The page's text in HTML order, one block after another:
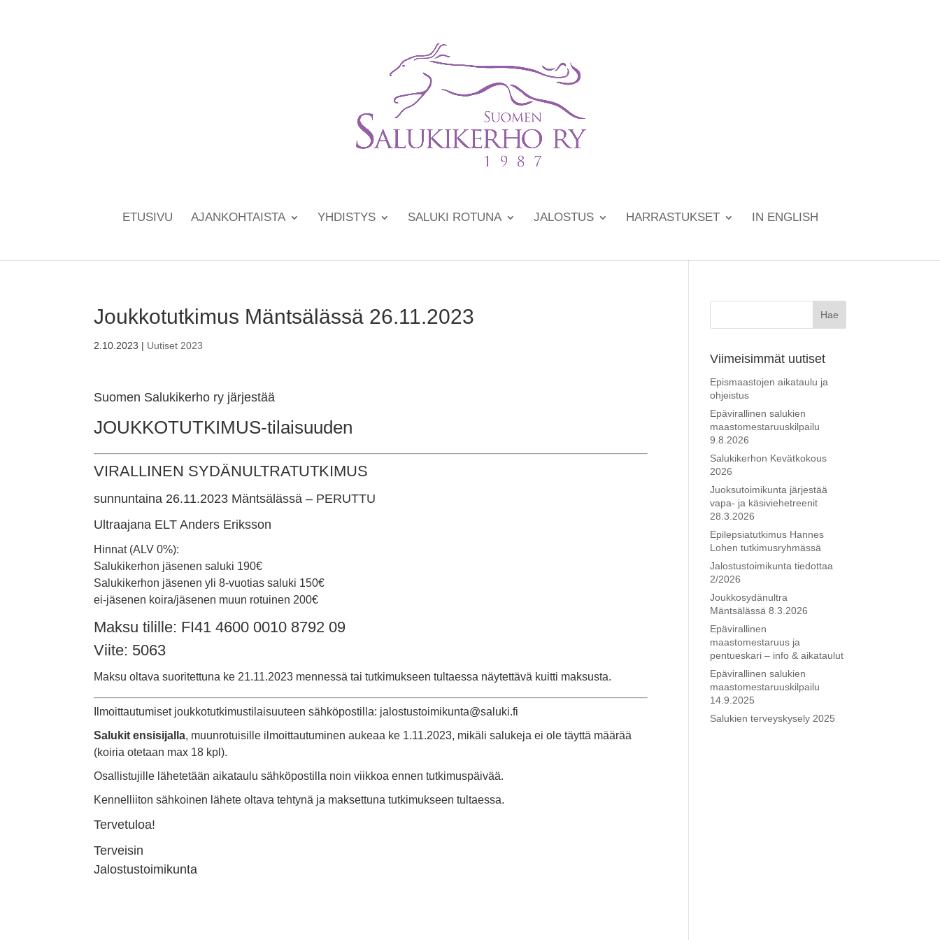
ETUSIVU AJANKOHTAISTA YHDISTYS SALUKI ROTUNA JALOSTUS HARRASTUKSET IN ENGLISH
Joukkotutkimus Mäntsälässä 26.11.2023
2.10.2023 | Uutiset 2023
Suomen Salukikerho ry järjestää
JOUKKOTUTKIMUS-tilaisuuden
VIRALLINEN SYDÄNULTRATUTKIMUS
sunnuntaina 26.11.2023 Mäntsälässä – PERUTTU
Ultraajana ELT Anders Eriksson
Hinnat (ALV 0%):
Salukikerhon jäsenen saluki 190€
Salukikerhon jäsenen yli 8-vuotias saluki 150€
ei-jäsenen koira/jäsenen muun rotuinen 200€
Maksu tilille: FI41 4600 0010 8792 09
Viite: 5063
Maksu oltava suoritettuna ke 21.11.2023 mennessä tai tutkimukseen tultaessa näytettävä kuitti maksusta.
Ilmoittautumiset joukkotutkimustilaisuuteen sähköpostilla: jalostustoimikunta@saluki.fi
Salukit ensisijalla, muunrotuisille ilmoittautuminen aukeaa ke 1.11.2023, mikäli salukeja ei ole täyttä määrää
(koiria otetaan max 18 kpl).
Osallistujille lähetetään aikataulu sähköpostilla noin viikkoa ennen tutkimuspäivää.
Kennelliiton sähkoinen lähete oltava tehtynä ja maksettuna tutkimukseen tultaessa.
Tervetuloa!
Terveisin
Jalostustoimikunta
Viimeisimmät uutiset
Epismaastojen aikataulu ja
ohjeistus
Epävirallinen salukien
maastomestaruuskilpailu
9.8.2026
Salukikerhon Kevätkokous
2026
Juoksutoimikunta järjestää
vapa- ja käsiviehetreenit
28.3.2026
Epilepsiatutkimus Hannes
Lohen tutkimusryhmässä
Jalostustoimikunta tiedottaa
2/2026
Joukkosydänultra
Mäntsälässä 8.3.2026
Epävirallinen
maastomestaruus ja
pentueskari – info & aikataulut
Epävirallinen salukien
maastomestaruuskilpailu
14.9.2025
Salukien terveyskysely 2025